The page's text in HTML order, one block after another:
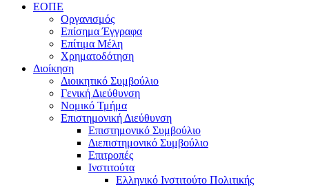
ΕΟΠΕ
Οργανισμός
Επίσημα Έγγραφα
Επίτιμα Μέλη
Χρηματοδότηση
Διοίκηση
Διοικητικό Συμβούλιο
Γενική Διεύθυνση
Νομικό Τμήμα
Επιστημονική Διεύθυνση
Επιστημονικό Συμβούλιο
Διεπιστημονικό Συμβούλιο
Επιτροπές
Ινστιτούτα
Ελληνικό Ινστιτούτο Πολιτικής